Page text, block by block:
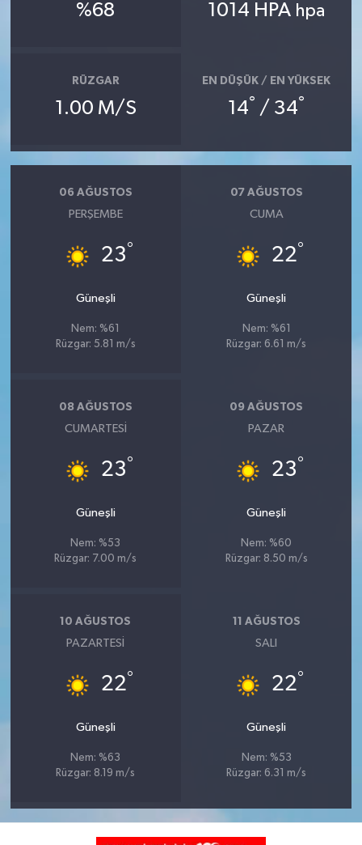
%68 1014 HPA hpa
RÜZGAR
1.00 M/S
EN DÜŞÜK / EN YÜKSEK
14° / 34°
06 AĞUSTOS
PERŞEMBE
23°
Güneşli
Nem: %61
Rüzgar: 5.81 m/s
07 AĞUSTOS
CUMA
22°
Güneşli
Nem: %61
Rüzgar: 6.61 m/s
08 AĞUSTOS
CUMARTESI
23°
Güneşli
Nem: %53
Rüzgar: 7.00 m/s
09 AĞUSTOS
PAZAR
23°
Güneşli
Nem: %60
Rüzgar: 8.50 m/s
10 AĞUSTOS
PAZARTESI
22°
Güneşli
Nem: %63
Rüzgar: 8.19 m/s
11 AĞUSTOS
SALI
22°
Güneşli
Nem: %53
Rüzgar: 6.31 m/s